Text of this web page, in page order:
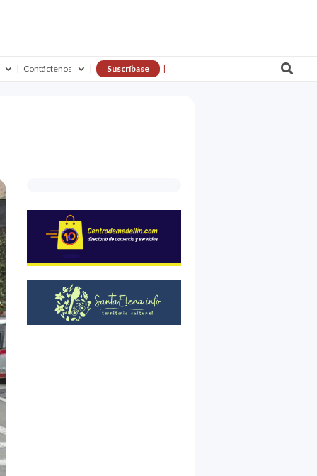
Contáctenos Suscríbase 